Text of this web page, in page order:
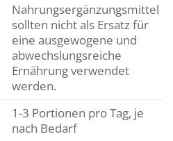
Nahrungsergänzungsmittel
sollten nicht als Ersatz für
eine ausgewogene und
abwechslungsreiche
Ernährung verwendet
werden.
1-3 Portionen pro Tag, je
nach Bedarf